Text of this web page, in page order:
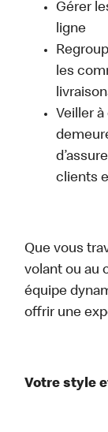
Gérer
ligne
les
Veiller
clients
Que vous
volant ou au
équipe
offrir une
Votre style